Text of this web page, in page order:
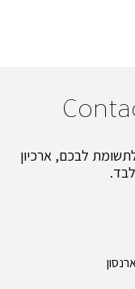
לבכם, ארכיון